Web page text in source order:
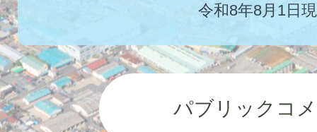
令和8年8月1日
パブリックコ